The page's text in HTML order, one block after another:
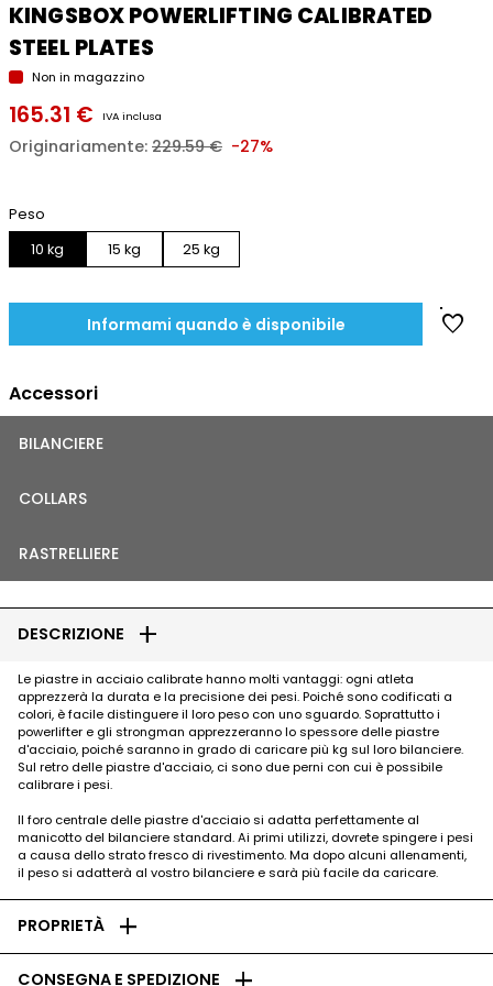
KINGSBOX POWERLIFTING CALIBRATED
STEEL PLATES
Non in magazzino
165.31 € IVA inclusa
Originariamente: 229.59 € -27%
Peso
10 kg
15 kg 25 kg
Informami quando è disponibile favorite
Accessori
BILANCIERE
COLLARS
RASTRELLIERE
DESCRIZIONE add
Le piastre in acciaio calibrate hanno molti vantaggi: ogni atleta
apprezzerà la durata e la precisione dei pesi. Poiché sono codificati a
colori, è facile distinguere il loro peso con uno sguardo. Soprattutto i
powerlifter e gli strongman apprezzeranno lo spessore delle piastre
d'acciaio, poiché saranno in grado di caricare più kg sul loro bilanciere.
Sul retro delle piastre d'acciaio, ci sono due perni con cui è possibile
calibrare i pesi.
Il foro centrale delle piastre d'acciaio si adatta perfettamente al
manicotto del bilanciere standard. Ai primi utilizzi, dovrete spingere i pesi
a causa dello strato fresco di rivestimento. Ma dopo alcuni allenamenti,
il peso si adatterà al vostro bilanciere e sarà più facile da caricare.
PROPRIETÀ add
CONSEGNA E SPEDIZIONE